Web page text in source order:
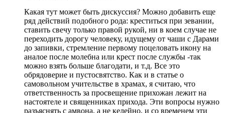
Какая тут может быть дискуссия? Можно добавить еще
ряд действий подобного рода: креститься при зевании,
ставить свечу только правой рукой, ни в коем случае не
переходить дорогу человеку, идущему от чаши с Дарами
до запивки, стремление первому поцеловать икону на
аналое после молебна или крест после службы -так
можно взять больше благодати, и т.д. Все это
обрядоверие и пустосвятство. Как и в статье о
самовольном учительстве в храмах, я считаю, что
ответственность за просвещение прихожан лежит на
настоятеле и священниках прихода. Эти вопросы нужно
разъяснять с амвона, а не келейно, и со временем эти